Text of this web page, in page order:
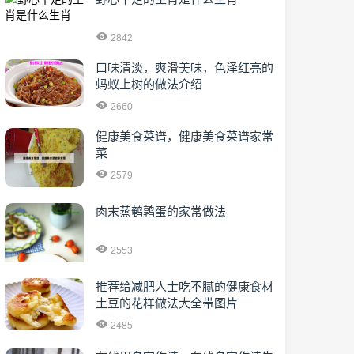
2842
口味清淡，爽滑美味，色泽红亮的
蚂蚁上树的做法介绍
2660
健康美食菜谱，健康美食菜谱家常
菜
2579
肉末蒸鹌鹑蛋的家常做法
2553
推荐给减肥人士吃不腻的健康食材
土豆的花样做法大全带图片
2485